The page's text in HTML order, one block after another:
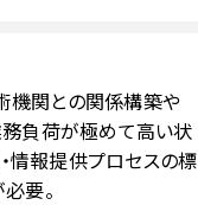
機関との関係構築や
負荷が極めて高い状
情報提供プロセスの標
要。